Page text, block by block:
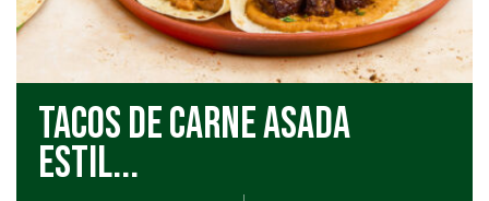
Tacos de Carne Asada
estil...